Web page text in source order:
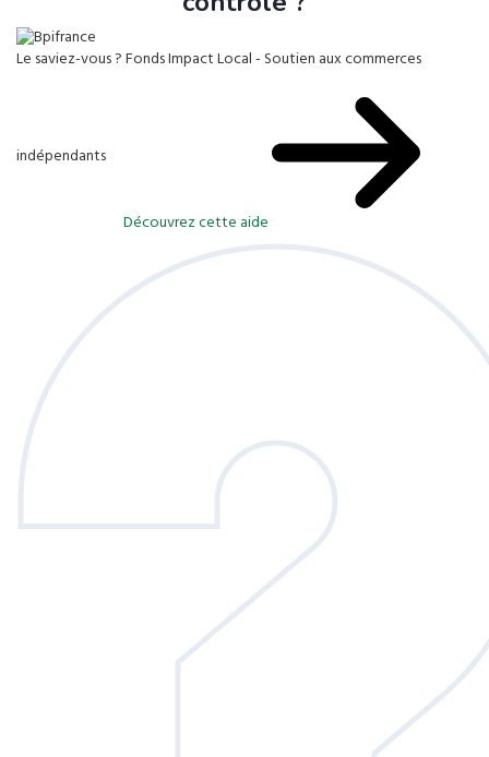
Le saviez-vous ?Fonds Impact Local - Soutien aux commerces
indépendants
Découvrez cette aide